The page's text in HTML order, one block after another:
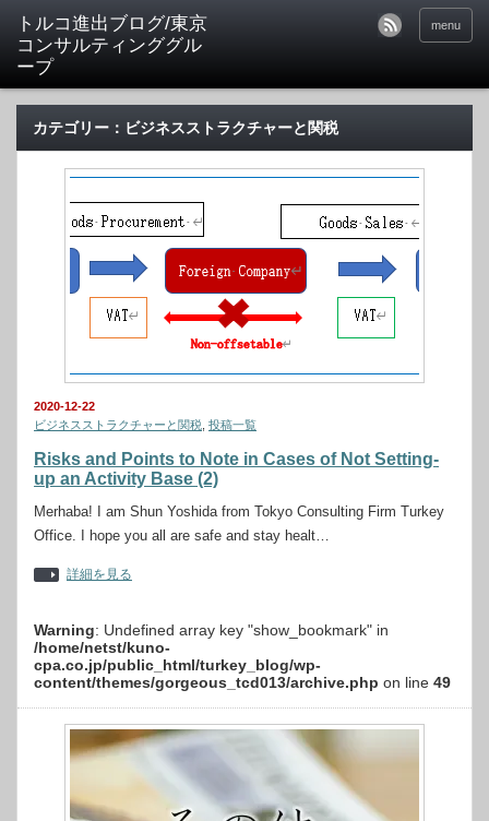
トルコ進出ブログ/東京
コンサルティンググル
ープ
menu
カテゴリー：ビジネスストラクチャーと関税
2020-12-22
ビジネスストラクチャーと関税 投稿一覧
Risks and Points to Note in Cases of Not Setting-
up an Activity Base (2)
Merhaba! I am Shun Yoshida from Tokyo Consulting Firm Turkey
Office. I hope you all are safe and stay healt…
詳細を見る
Warning: Undefined array key "show_bookmark" in
/home/netst/kuno-
cpa.co.jp/public_html/turkey_blog/wp-
content/themes/gorgeous_tcd013/archive.php on line 49